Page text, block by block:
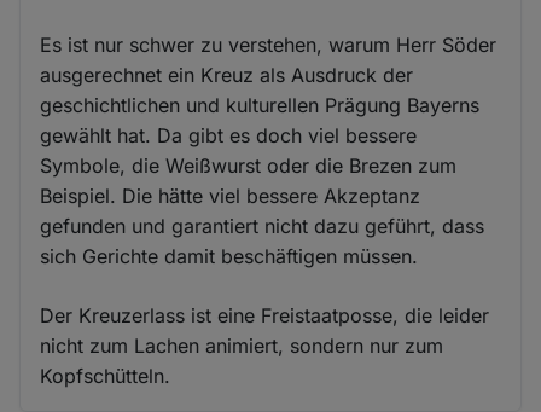
Es ist nur schwer zu verstehen, warum Herr Söder
ausgerechnet ein Kreuz als Ausdruck der
geschichtlichen und kulturellen Prägung Bayerns
gewählt hat. Da gibt es doch viel bessere
Symbole, die Weißwurst oder die Brezen zum
Beispiel. Die hätte viel bessere Akzeptanz
gefunden und garantiert nicht dazu geführt, dass
sich Gerichte damit beschäftigen müssen.
Der Kreuzerlass ist eine Freistaatposse, die leider
nicht zum Lachen animiert, sondern nur zum
Kopfschütteln.